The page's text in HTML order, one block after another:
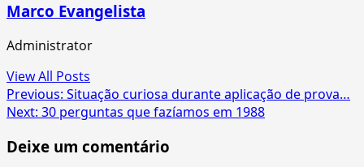
Marco Evangelista
Administrator
View All Posts
Post
navigation
Previous: Situação curiosa durante aplicação de prova…
Next: 30 perguntas que fazíamos em 1988
Deixe um comentário